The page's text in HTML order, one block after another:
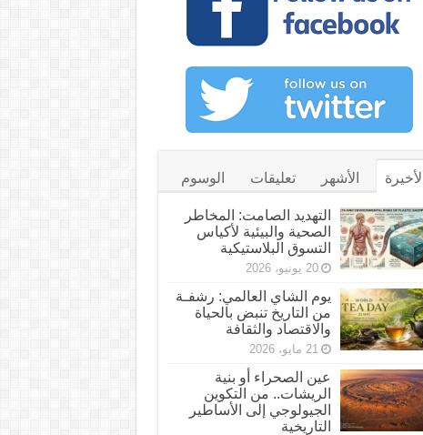
الأخيرة الأشهر تعليقات الوسوم
التهديد الصامت: المخاطر
الصحية والبيئية لأكياس
التسوق البلاستيكية
20 يونيو، 2026
يوم الشاي العالمي: رشفـة
من التاريخ تنبض بالحياة
والاقتصاد والثقافة
21 مايو، 2026
عين الصحراء أو بنية
الريشات.. من التكوين
الجيولوجي إلى الأساطير
التاريخية